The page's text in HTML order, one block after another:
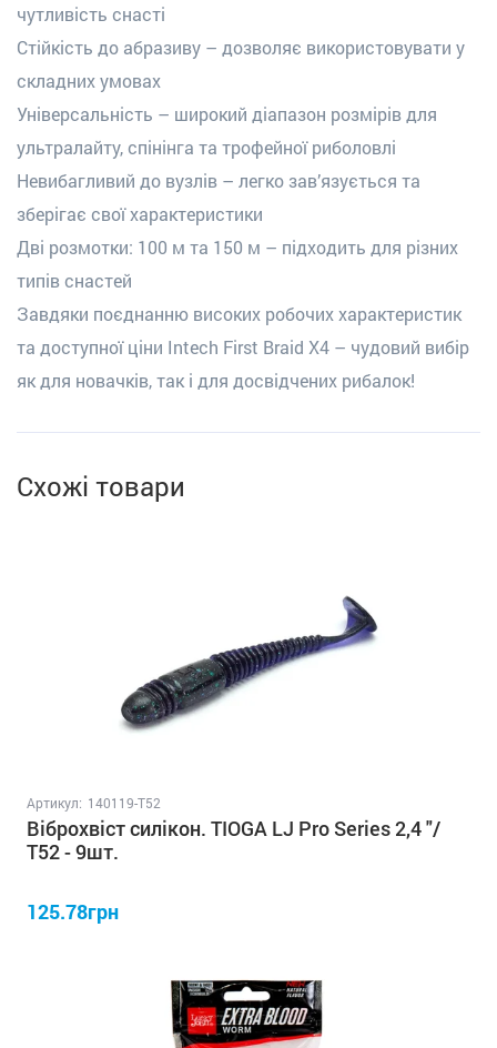
чутливість снасті
Стійкість до абразиву – дозволяє використовувати у
складних умовах
Універсальність – широкий діапазон розмірів для
ультралайту, спінінга та трофейної риболовлі
Невибагливий до вузлів – легко зав’язується та
зберігає свої характеристики
Дві розмотки: 100 м та 150 м – підходить для різних
типів снастей
Завдяки поєднанню високих робочих характеристик
та доступної ціни Intech First Braid X4 – чудовий вибір
як для новачків, так і для досвідчених рибалок!
Схожі товари
Артикул: 140119-T52
Віброхвіст силікон. TIOGA LJ Pro Series 2,4 "/
T52 - 9шт.
125.78грн